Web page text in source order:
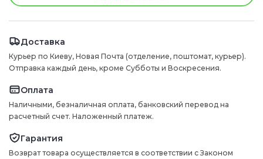
Доставка
Курьер по Киеву, Новая Почта (отделение, поштомат, курьер).
Отправка каждый день, кроме Субботы и Воскресения.
Оплата
Наличными, безналичная оплата, банковский перевод на
расчетный счет. Наложенный платеж.
Гарантия
Возврат товара осуществляется в соответствии с Законом